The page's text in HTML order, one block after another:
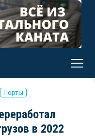
Порты
в 2022